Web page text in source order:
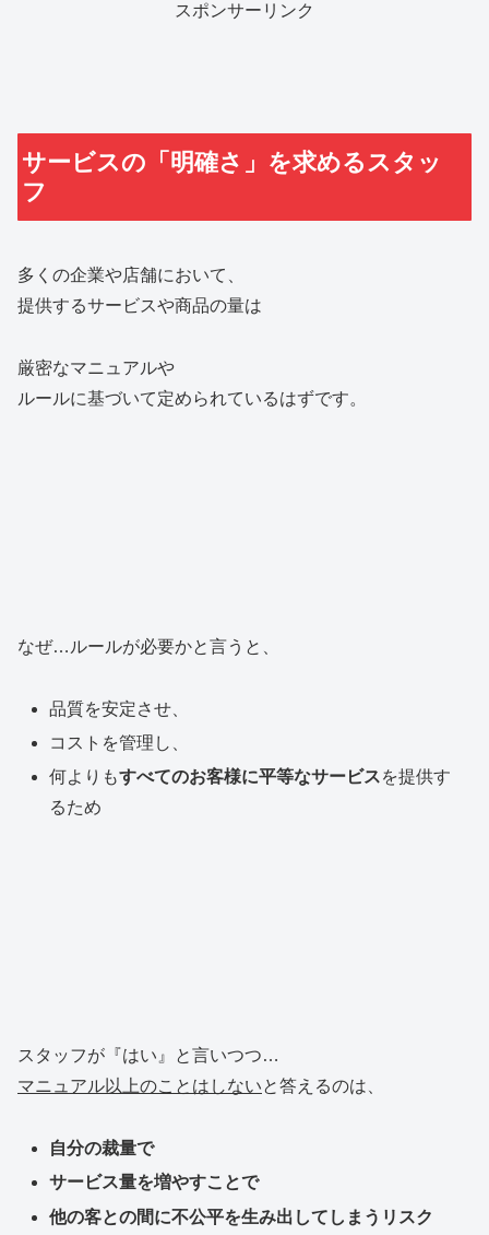
スポンサーリンク
サービスの「明確さ」を求めるスタッ
フ
多くの企業や店舗において、
提供するサービスや商品の量は
厳密なマニュアルや
ルールに基づいて定められているはずです。
なぜ…ルールが必要かと言うと、
品質を安定させ、
コストを管理し、
何よりもすべてのお客様に平等なサービスを提供す
るため
スタッフが『はい』と言いつつ…
マニュアル以上のことはしないと答えるのは、
自分の裁量で
サービス量を増やすことで
他の客との間に不公平を生み出してしまうリスク